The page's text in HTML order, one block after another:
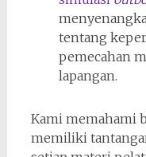
tentang
pemecahan
lapangan.
Kami memahami
memiliki